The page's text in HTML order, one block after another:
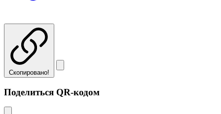
Скопировано!
Поделиться QR-кодом